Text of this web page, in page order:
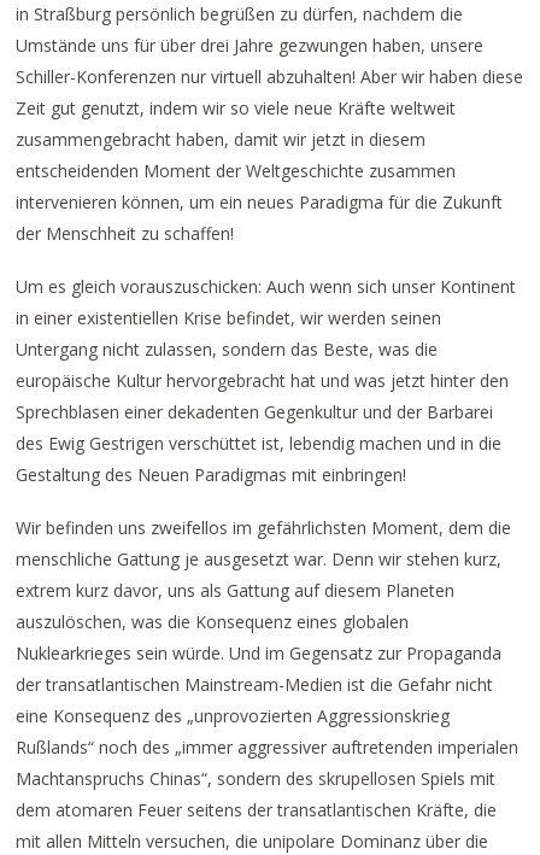
in Straßburg persönlich begrüßen zu dürfen, nachdem die
Umstände uns für über drei Jahre gezwungen haben, unsere
Schiller-Konferenzen nur virtuell abzuhalten! Aber wir haben diese
Zeit gut genutzt, indem wir so viele neue Kräfte weltweit
zusammengebracht haben, damit wir jetzt in diesem
entscheidenden Moment der Weltgeschichte zusammen
intervenieren können, um ein neues Paradigma für die Zukunft
der Menschheit zu schaffen!
Um es gleich vorauszuschicken: Auch wenn sich unser Kontinent
in einer existentiellen Krise befindet, wir werden seinen
Untergang nicht zulassen, sondern das Beste, was die
europäische Kultur hervorgebracht hat und was jetzt hinter den
Sprechblasen einer dekadenten Gegenkultur und der Barbarei
des Ewig Gestrigen verschüttet ist, lebendig machen und in die
Gestaltung des Neuen Paradigmas mit einbringen!
Wir befinden uns zweifellos im gefährlichsten Moment, dem die
menschliche Gattung je ausgesetzt war. Denn wir stehen kurz,
extrem kurz davor, uns als Gattung auf diesem Planeten
auszulöschen, was die Konsequenz eines globalen
Nuklearkrieges sein würde. Und im Gegensatz zur Propaganda
der transatlantischen Mainstream-Medien ist die Gefahr nicht
eine Konsequenz des „unprovozierten Aggressionskrieg
Rußlands“ noch des „immer aggressiver auftretenden imperialen
Machtanspruchs Chinas“, sondern des skrupellosen Spiels mit
dem atomaren Feuer seitens der transatlantischen Kräfte, die
mit allen Mitteln versuchen, die unipolare Dominanz über die